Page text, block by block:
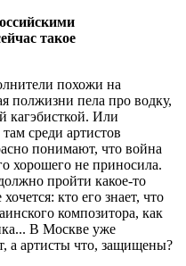
такое
похожи на
полжизни пела про водку,
кагэбисткой. Или
среди артистов
понимают, что война
хорошего не приносила.
пройти какое-то
кто его знает, что
композитора, как
В Москве уже
а артисты что, защищены?